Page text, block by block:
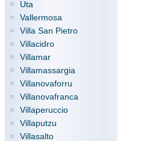
Uta
Vallermosa
Villa San Pietro
Villacidro
Villamar
Villamassargia
Villanovaforru
Villanovafranca
Villaperuccio
Villaputzu
Villasalto